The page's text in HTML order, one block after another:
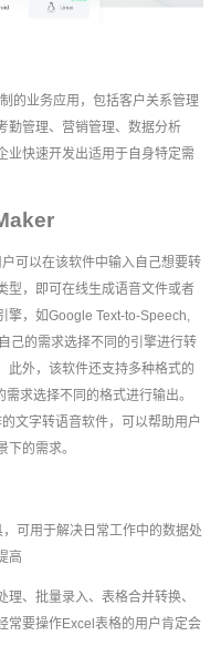
的业务应用，包括客户关系管理
勤管理、营销管理、数据分析
业快速开发出适用于自身特定需
可以在该软件中输入自己想要转
型，即可在线生成语音文件或者
擎，如Google Text-to-Speech,
己的需求选择不同的引擎进行转
此外，该软件还支持多种格式的
求选择不同的格式进行输出。
文字转语音软件，可以帮助用户
的需求。
可用于解决日常工作中的数据处
高
、批量录入、表格合并转换、
常要操作Excel表格的用户肯定会